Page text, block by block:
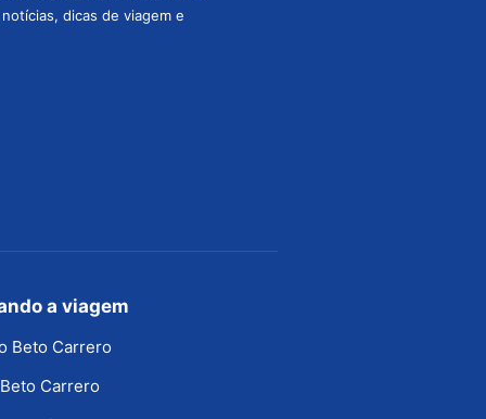
dicas de viagem e
a viagem
Beto Carrero
Carrero